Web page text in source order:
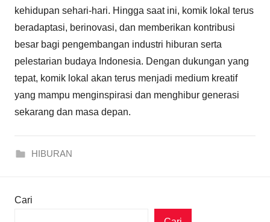
kehidupan sehari-hari. Hingga saat ini, komik lokal terus
beradaptasi, berinovasi, dan memberikan kontribusi
besar bagi pengembangan industri hiburan serta
pelestarian budaya Indonesia. Dengan dukungan yang
tepat, komik lokal akan terus menjadi medium kreatif
yang mampu menginspirasi dan menghibur generasi
sekarang dan masa depan.
HIBURAN
Cari